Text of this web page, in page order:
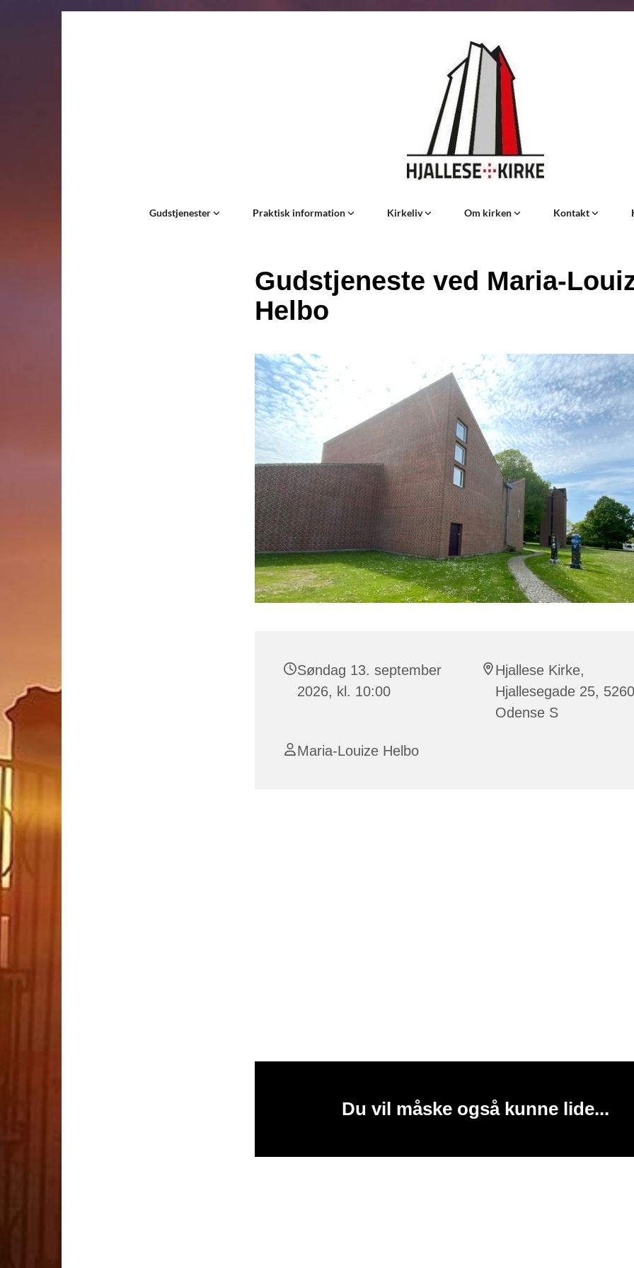
Gudstjenester Praktisk information Kirkeliv Om kirken Kontakt
Gudstjeneste ved Maria-
Helbo
Søndag 13. september
2026, kl. 10:00
Hjallese Kirke,
Hjallesegade 25, 5260
Odense S
Maria-Louize Helbo
Du vil måske også kunne lide...